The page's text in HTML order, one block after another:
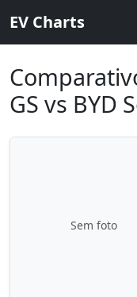
EV Charts
GS vs BYD
Sem foto